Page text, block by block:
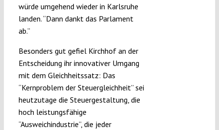
würde umgehend wieder in Karlsruhe
landen. “Dann dankt das Parlament
ab.”
Besonders gut gefiel Kirchhof an der
Entscheidung ihr innovativer Umgang
mit dem Gleichheitssatz: Das
“Kernproblem der Steuergleichheit” sei
heutzutage die Steuergestaltung, die
hoch leistungsfähige
“Ausweichindustrie”, die jeder